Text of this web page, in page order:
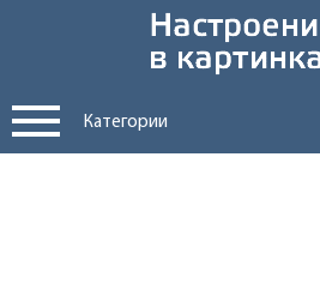
Категории